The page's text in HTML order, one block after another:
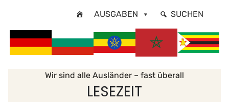
AUSGABEN SUCHEN
Wir sind alle Ausländer – fast überall
LESEZEIT